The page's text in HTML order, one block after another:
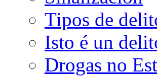
Tipos de
Isto é un
Drogas no